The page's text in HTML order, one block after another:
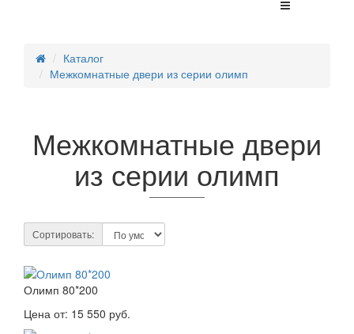
Каталог
Межкомнатные двери из серии олимп
Межкомнатные двери
из серии олимп
Сортировать:
Олимп 80*200
Цена от: 15 550 руб.